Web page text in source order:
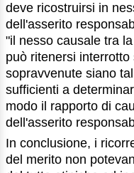
deve ricostruirsi in
dell'asserito
"il nesso causale tra
può ritenersi
sopravvenute siano
sufficienti a
modo il rapporto di
dell'asserito
In conclusione, i
del merito non